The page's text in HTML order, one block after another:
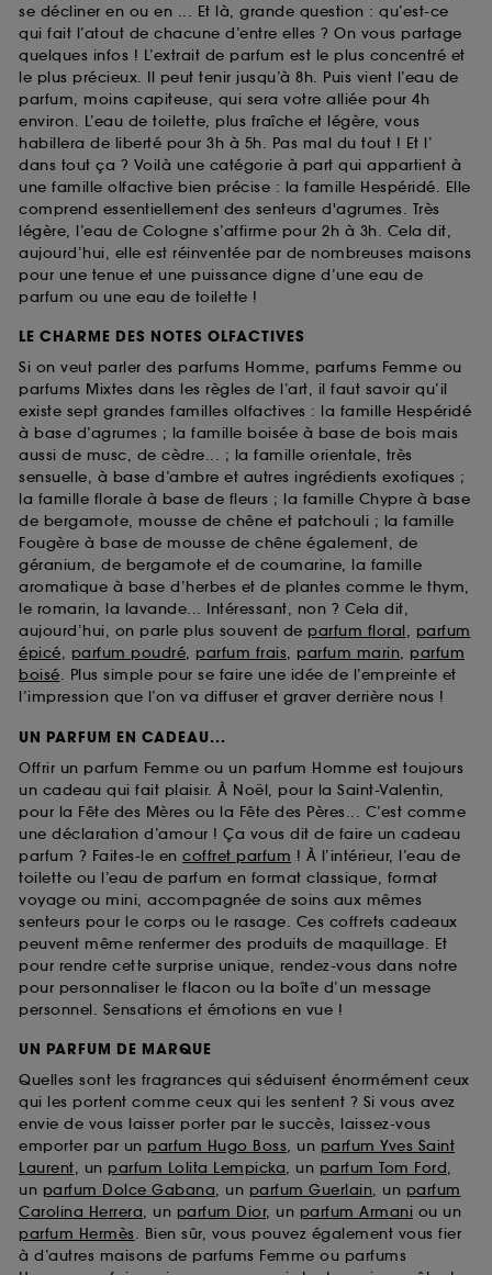
se décliner en ou en ... Et là, grande question : qu’est-ce
qui fait l’atout de chacune d’entre elles ? On vous partage
quelques infos ! L’extrait de parfum est le plus concentré et
le plus précieux. Il peut tenir jusqu’à 8h. Puis vient l’eau de
parfum, moins capiteuse, qui sera votre alliée pour 4h
environ. L’eau de toilette, plus fraîche et légère, vous
habillera de liberté pour 3h à 5h. Pas mal du tout ! Et l’
dans tout ça ? Voilà une catégorie à part qui appartient à
une famille olfactive bien précise : la famille Hespéridé. Elle
comprend essentiellement des senteurs d'agrumes. Très
légère, l’eau de Cologne s’affirme pour 2h à 3h. Cela dit,
aujourd’hui, elle est réinventée par de nombreuses maisons
pour une tenue et une puissance digne d’une eau de
parfum ou une eau de toilette !
LE CHARME DES NOTES OLFACTIVES
Si on veut parler des parfums Homme, parfums Femme ou
parfums Mixtes dans les règles de l’art, il faut savoir qu’il
existe sept grandes familles olfactives : la famille Hespéridé
à base d’agrumes ; la famille boisée à base de bois mais
aussi de musc, de cèdre... ; la famille orientale, très
sensuelle, à base d’ambre et autres ingrédients exotiques ;
la famille florale à base de fleurs ; la famille Chypre à base
de bergamote, mousse de chêne et patchouli ; la famille
Fougère à base de mousse de chêne également, de
géranium, de bergamote et de coumarine, la famille
aromatique à base d’herbes et de plantes comme le thym,
le romarin, la lavande... Intéressant, non ? Cela dit,
aujourd’hui, on parle plus souvent de parfum floral, parfum
épicé, parfum poudré, parfum frais, parfum marin, parfum
boisé. Plus simple pour se faire une idée de l’empreinte et
l’impression que l’on va diffuser et graver derrière nous !
UN PARFUM EN CADEAU...
Offrir un parfum Femme ou un parfum Homme est toujours
un cadeau qui fait plaisir. À Noël, pour la Saint-Valentin,
pour la Fête des Mères ou la Fête des Pères... C’est comme
une déclaration d’amour ! Ça vous dit de faire un cadeau
parfum ? Faites-le en coffret parfum ! À l’intérieur, l’eau de
toilette ou l’eau de parfum en format classique, format
voyage ou mini, accompagnée de soins aux mêmes
senteurs pour le corps ou le rasage. Ces coffrets cadeaux
peuvent même renfermer des produits de maquillage. Et
pour rendre cette surprise unique, rendez-vous dans notre
pour personnaliser le flacon ou la boîte d’un message
personnel. Sensations et émotions en vue !
UN PARFUM DE MARQUE
Quelles sont les fragrances qui séduisent énormément ceux
qui les portent comme ceux qui les sentent ? Si vous avez
envie de vous laisser porter par le succès, laissez-vous
emporter par un parfum Hugo Boss, un parfum Yves Saint
Laurent, un parfum Lolita Lempicka, un parfum Tom Ford,
un parfum Dolce Gabana, un parfum Guerlain, un parfum
Carolina Herrera, un parfum Dior, un parfum Armani ou un
parfum Hermès. Bien sûr, vous pouvez également vous fier
à d’autres maisons de parfums Femme ou parfums